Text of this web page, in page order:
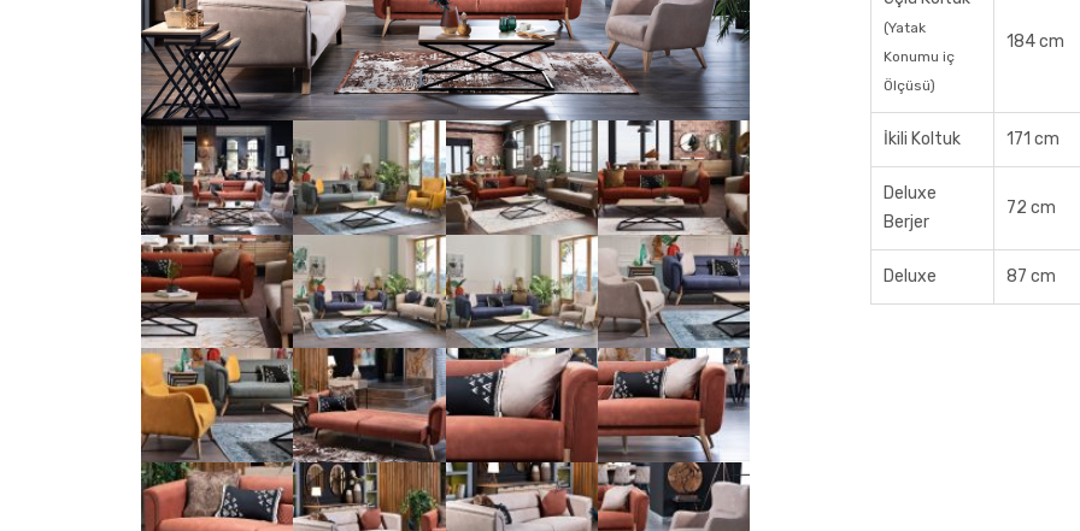
(Yatak
Konumu iç
Ölçüsü)
184 cm
İkili Koltuk 171 cm
Deluxe
Berjer
72 cm
Deluxe 87 cm